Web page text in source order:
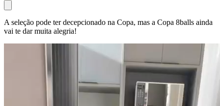
A seleção pode ter decepcionado na Copa, mas a Copa 8balls ainda
vai te dar muita alegria!